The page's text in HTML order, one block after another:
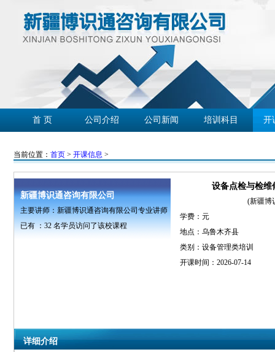
首 页 公司介绍 公司新闻 培训科目 开
当前位置： 首页 > 开课信息 >
新疆博识通咨询有限公司
主要讲师：新疆博识通咨询有限公司专业讲师
已有 ： 32 名学员访问了该校课程
设备点检与检维
(新疆博
学费： 元
地点：乌鲁木齐县
类别：设备管理类培训
开课时间：2026-07-14
详细介绍